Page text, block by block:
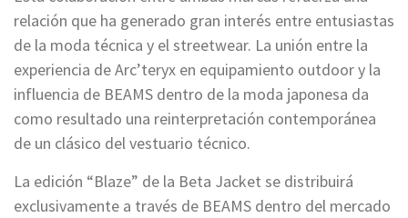
relación que ha generado gran interés entre entusiastas
de la moda técnica y el streetwear. La unión entre la
experiencia de Arc’teryx en equipamiento outdoor y la
influencia de BEAMS dentro de la moda japonesa da
como resultado una reinterpretación contemporánea
de un clásico del vestuario técnico.
La edición “Blaze” de la Beta Jacket se distribuirá
exclusivamente a través de BEAMS dentro del mercado